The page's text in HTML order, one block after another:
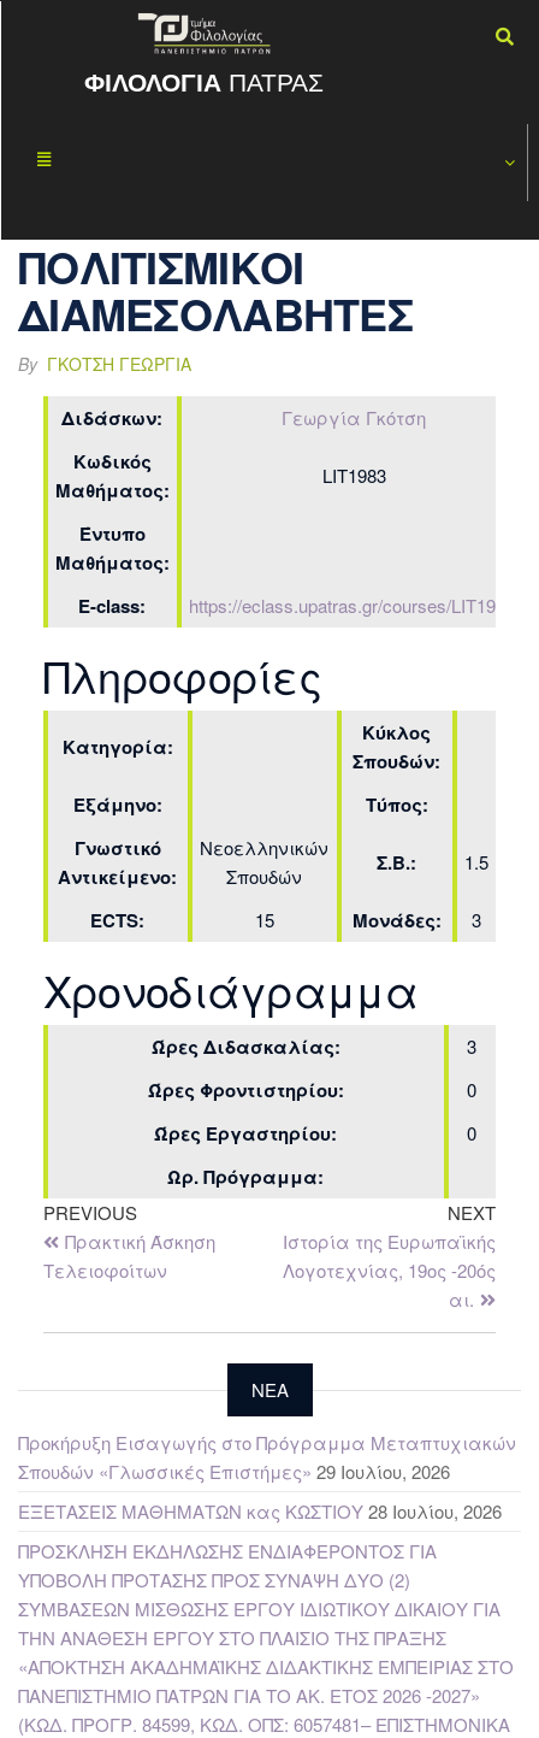
ΦΙΛΟΛΟΓΙΑ ΠΑΤΡΑΣ
07
ΠΟΛΙΤΙΣΜΙΚΟΙ
ΔΙΑΜΕΣΟΛΑΒΗΤΕΣ
By ΓΚΌΤΣΗ ΓΕΩΡΓΊΑ
Διδάσκων: Γεωργία Γκότση
Κωδικός
Μαθήματος:
LIT1983
Έντυπο
Μαθήματος:
E-class:
https://eclass.upatras.gr/courses/LIT1983/
Πληροφορίες
Κατηγορία:
Κύκλος
Σπουδών:
Εξάμηνο:
Τύπος:
Γνωστικό
Αντικείμενο:
Νεοελληνικών
Σπουδών
Σ.Β.: 1.5
ECTS: 15 Μονάδες: 3
Χρονοδιάγραμμα
Ώρες Διδασκαλίας: 3
Ώρες Φροντιστηρίου: 0
Ώρες Εργαστηρίου: 0
Ωρ. Πρόγραμμα:
PREVIOUS
Πρακτική Άσκηση
Τελειοφοίτων
NEXT
Ιστορία της Ευρωπαϊκής
Λογοτεχνίας, 19oς -20ός
αι.
NEA
Προκήρυξη Εισαγωγής στο Πρόγραμμα Μεταπτυχιακών
Σπουδών «Γλωσσικές Επιστήμες» 29 Ιουλίου, 2026
ΕΞΕΤΑΣΕΙΣ ΜΑΘΗΜΑΤΩΝ κας ΚΩΣΤΙΟΥ28 Ιουλίου, 2026
ΠΡΟΣΚΛΗΣΗ ΕΚΔΗΛΩΣΗΣ ΕΝΔΙΑΦΕΡΟΝΤΟΣ ΓΙΑ
ΥΠΟΒΟΛΗ ΠΡΟΤΑΣΗΣ ΠΡΟΣ ΣΥΝΑΨΗ ΔΥΟ (2)
ΣΥΜΒΑΣΕΩΝ ΜΙΣΘΩΣΗΣ ΕΡΓΟΥ ΙΔΙΩΤΙΚΟΥ ΔΙΚΑΙΟΥ ΓΙΑ
ΤΗΝ ΑΝΑΘΕΣΗ ΕΡΓΟΥ ΣΤΟ ΠΛΑΙΣΙΟ ΤΗΣ ΠΡΑΞΗΣ
«ΑΠΟΚΤΗΣΗ ΑΚΑΔΗΜΑΪΚΗΣ ΔΙΔΑΚΤΙΚΗΣ ΕΜΠΕΙΡΙΑΣ ΣΤΟ
ΠΑΝΕΠΙΣΤΗΜΙΟ ΠΑΤΡΩΝ ΓΙΑ ΤΟ ΑΚ. ΕΤΟΣ 2026 -2027»
(ΚΩΔ. ΠΡΟΓΡ. 84599, ΚΩΔ. ΟΠΣ: 6057481– ΕΠΙΣΤΗΜΟΝΙΚΑ